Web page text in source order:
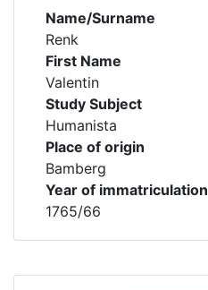
Name/Surname
Renk
First Name
Valentin
Study Subject
Humanista
Place of origin
Bamberg
Year of immatriculation
1765/66